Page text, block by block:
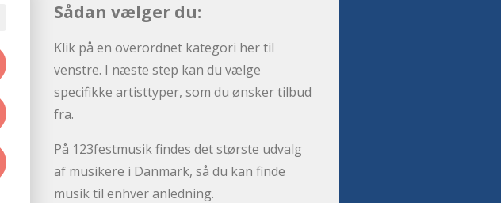
Sådan vælger du:
Klik på en overordnet kategori her til
venstre. I næste step kan du vælge
specifikke artisttyper, som du ønsker tilbud
fra.
På 123festmusik findes det største udvalg
af musikere i Danmark, så du kan finde
musik til enhver anledning.